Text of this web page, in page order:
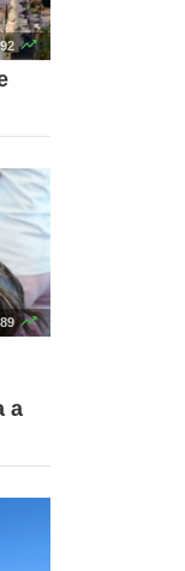
92 
89 
a